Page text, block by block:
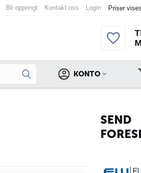
Priser
Bli oppringt Kontakt oss Login
KONTO
SEND